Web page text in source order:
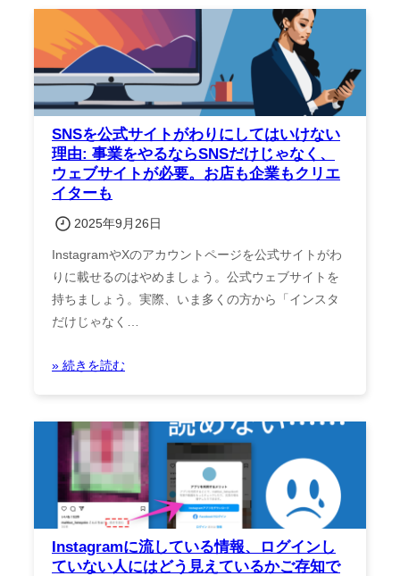
SNSを公式サイトがわりにしてはいけない
理由: 事業をやるならSNSだけじゃなく、
ウェブサイトが必要。お店も企業もクリエ
イターも
2025年9月26日
InstagramやXのアカウントページを公式サイトがわ
りに載せるのはやめましょう。公式ウェブサイトを
持ちましょう。実際、いま多くの方から「インスタ
だけじゃなく…
» 続きを読む
Instagramに流している情報、ログインし
ていない人にはどう見えているかご存知で